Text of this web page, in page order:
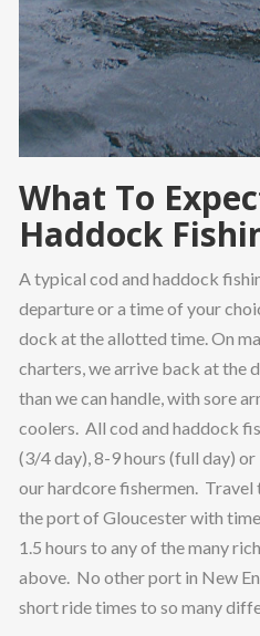
des années 1990 et le début
d’inscription constituaient un
combattant pour les joueurs.
documentation extensive
d’identité, des justificatifs de
compréhensible du point de
réglementaire, créait une
de nombreux utilisateurs
Les délais de validation
plusieurs jours, voire des
joueurs devaient soumettre
électronique ou, dans les cas les
postale traditionnelle. Les
examinaient manuellement
coûteux en ressources
méthodologie reflétait les
concernant la prévention du
protection des mineurs, mais
attentes modernes en matière
What To
Haddock
A typical cod and haddock
departure or a time of your
dock at the allotted time. On
charters, we arrive back at the
than we can handle, with sore
coolers. All cod and haddock
(3/4 day), 8-9 hours (full day)
our hardcore fishermen.
the port of Gloucester with
1.5 hours to any of the many
above. No other port in New
short ride times to so many